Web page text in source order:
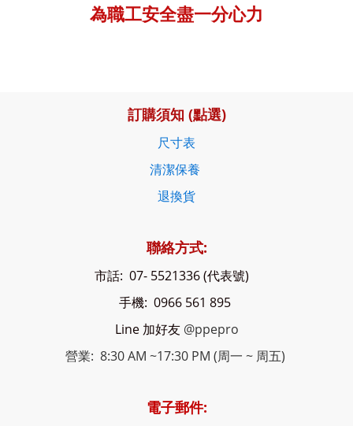
為職工安全盡一分心力
訂購須知 (點選)
尺寸表
清潔保養
退換貨
聯絡方式:
市話: 07- 5521336 (代表號)
手機: 0966 561 895
Line 加好友 @ppepro
營業: 8:30 AM ~17:30 PM (周一 ~ 周五)
電子郵件: